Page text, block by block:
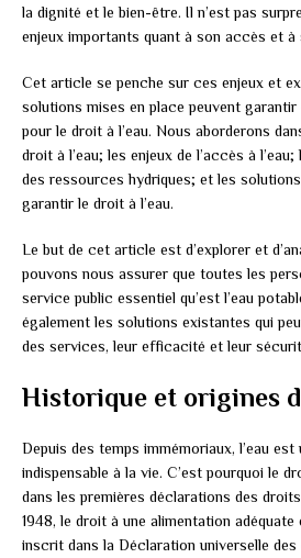
la dignité et le bien-être. Il n’est pas
enjeux importants quant à son accès et à
Cet article se penche sur ces enjeux et
solutions mises en place peuvent
pour le droit à l’eau. Nous aborderons
droit à l’eau; les enjeux de l’accès à
des ressources hydriques; et les
garantir le droit à l’eau.
Le but de cet article est d’explorer et
pouvons nous assurer que toutes les
service public essentiel qu’est l’eau
également les solutions existantes qui
des services, leur efficacité et leur
Historique et origines
Depuis des temps immémoriaux, l’eau
indispensable à la vie. C’est pourquoi le
dans les premières déclarations des droits
1948, le droit à une alimentation
inscrit dans la Déclaration universelle des